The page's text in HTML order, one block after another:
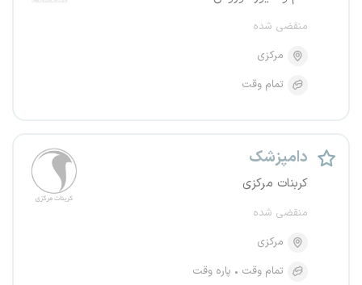
منقضی شده
مرکزی
تمام وقت
دامپزشک
کربنات مرکزی
منقضی شده
مرکزی
تمام وقت
پاره وقت